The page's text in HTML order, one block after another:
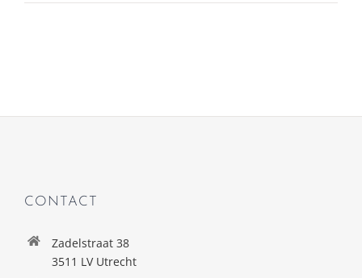
CONTACT
Zadelstraat 38
3511 LV Utrecht